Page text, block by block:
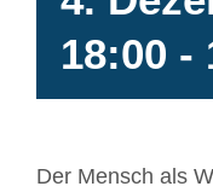
18:00 -
Der Mensch als